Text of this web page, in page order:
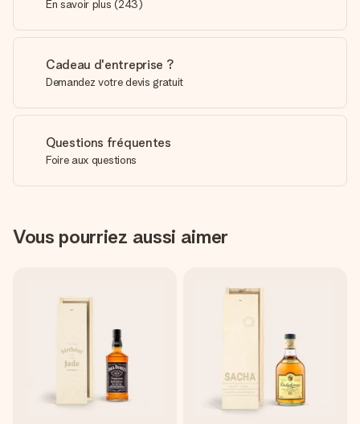
En savoir plus (243)
Cadeau d'entreprise ?
Demandez votre devis gratuit
Questions fréquentes
Foire aux questions
Vous pourriez aussi aimer